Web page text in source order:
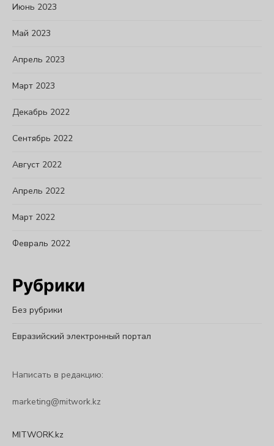
Июнь 2023
Май 2023
Апрель 2023
Март 2023
Декабрь 2022
Сентябрь 2022
Август 2022
Апрель 2022
Март 2022
Февраль 2022
Рубрики
Без рубрики
Евразийский электронный портал
Написать в редакцию:
marketing@mitwork.kz
MITWORK.kz